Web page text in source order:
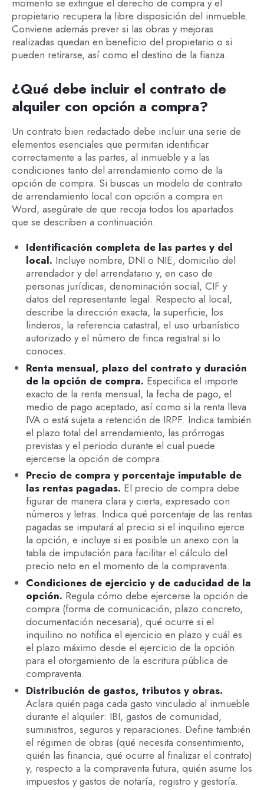
momento se extingue el derecho de compra y el
propietario recupera la libre disposición del inmueble.
Conviene además prever si las obras y mejoras
realizadas quedan en beneficio del propietario o si
pueden retirarse, así como el destino de la fianza.
¿Qué debe incluir el contrato de
alquiler con opción a compra?
Un contrato bien redactado debe incluir una serie de
elementos esenciales que permitan identificar
correctamente a las partes, al inmueble y a las
condiciones tanto del arrendamiento como de la
opción de compra. Si buscas un modelo de contrato
de arrendamiento local con opción a compra en
Word, asegúrate de que recoja todos los apartados
que se describen a continuación.
Identificación completa de las partes y del
local. Incluye nombre, DNI o NIE, domicilio del
arrendador y del arrendatario y, en caso de
personas jurídicas, denominación social, CIF y
datos del representante legal. Respecto al local,
describe la dirección exacta, la superficie, los
linderos, la referencia catastral, el uso urbanístico
autorizado y el número de finca registral si lo
conoces.
Renta mensual, plazo del contrato y duración
de la opción de compra. Especifica el importe
exacto de la renta mensual, la fecha de pago, el
medio de pago aceptado, así como si la renta lleva
IVA o está sujeta a retención de IRPF. Indica también
el plazo total del arrendamiento, las prórrogas
previstas y el periodo durante el cual puede
ejercerse la opción de compra.
Precio de compra y porcentaje imputable de
las rentas pagadas. El precio de compra debe
figurar de manera clara y cierta, expresado con
números y letras. Indica qué porcentaje de las rentas
pagadas se imputará al precio si el inquilino ejerce
la opción, e incluye si es posible un anexo con la
tabla de imputación para facilitar el cálculo del
precio neto en el momento de la compraventa.
Condiciones de ejercicio y de caducidad de la
opción. Regula cómo debe ejercerse la opción de
compra (forma de comunicación, plazo concreto,
documentación necesaria), qué ocurre si el
inquilino no notifica el ejercicio en plazo y cuál es
el plazo máximo desde el ejercicio de la opción
para el otorgamiento de la escritura pública de
compraventa.
Distribución de gastos, tributos y obras.
Aclara quién paga cada gasto vinculado al inmueble
durante el alquiler: IBI, gastos de comunidad,
suministros, seguros y reparaciones. Define también
el régimen de obras (qué necesita consentimiento,
quién las financia, qué ocurre al finalizar el contrato)
y, respecto a la compraventa futura, quién asume los
impuestos y gastos de notaría, registro y gestoría.